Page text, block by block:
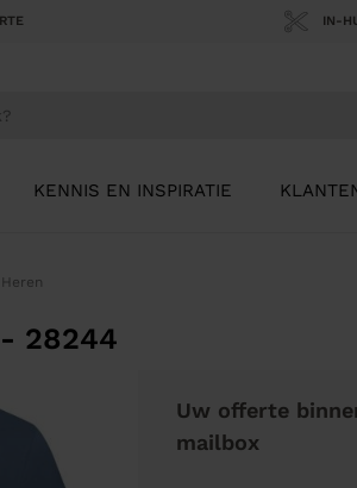
IN-
KENNIS EN INSPIRATIE
28244
Uw offerte
mailbox